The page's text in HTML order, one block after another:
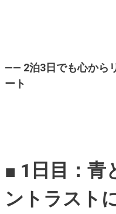
—— 2泊3日でも心から
ート
■ 1日目：青
ントラスト